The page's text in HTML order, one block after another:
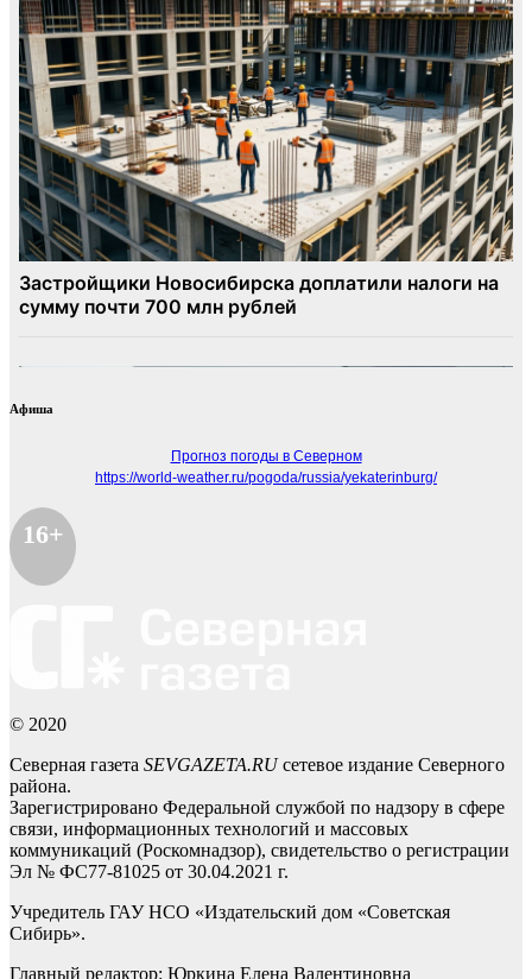
Афиша
Прогноз погоды в Северном
https://world-weather.ru/pogoda/russia/yekaterinburg/
16+
© 2020
Северная газета SEVGAZETA.RUсетевое издание Северного
района.
Зарегистрировано Федеральной службой по надзору в сфере
связи, информационных технологий и массовых
коммуникаций (Роскомнадзор), свидетельство о регистрации
Эл № ФС77-81025 от 30.04.2021 г.
Учредитель ГАУ НСО «Издательский дом «Советская
Сибирь».
Главный редактор: Юркина Елена Валентиновна